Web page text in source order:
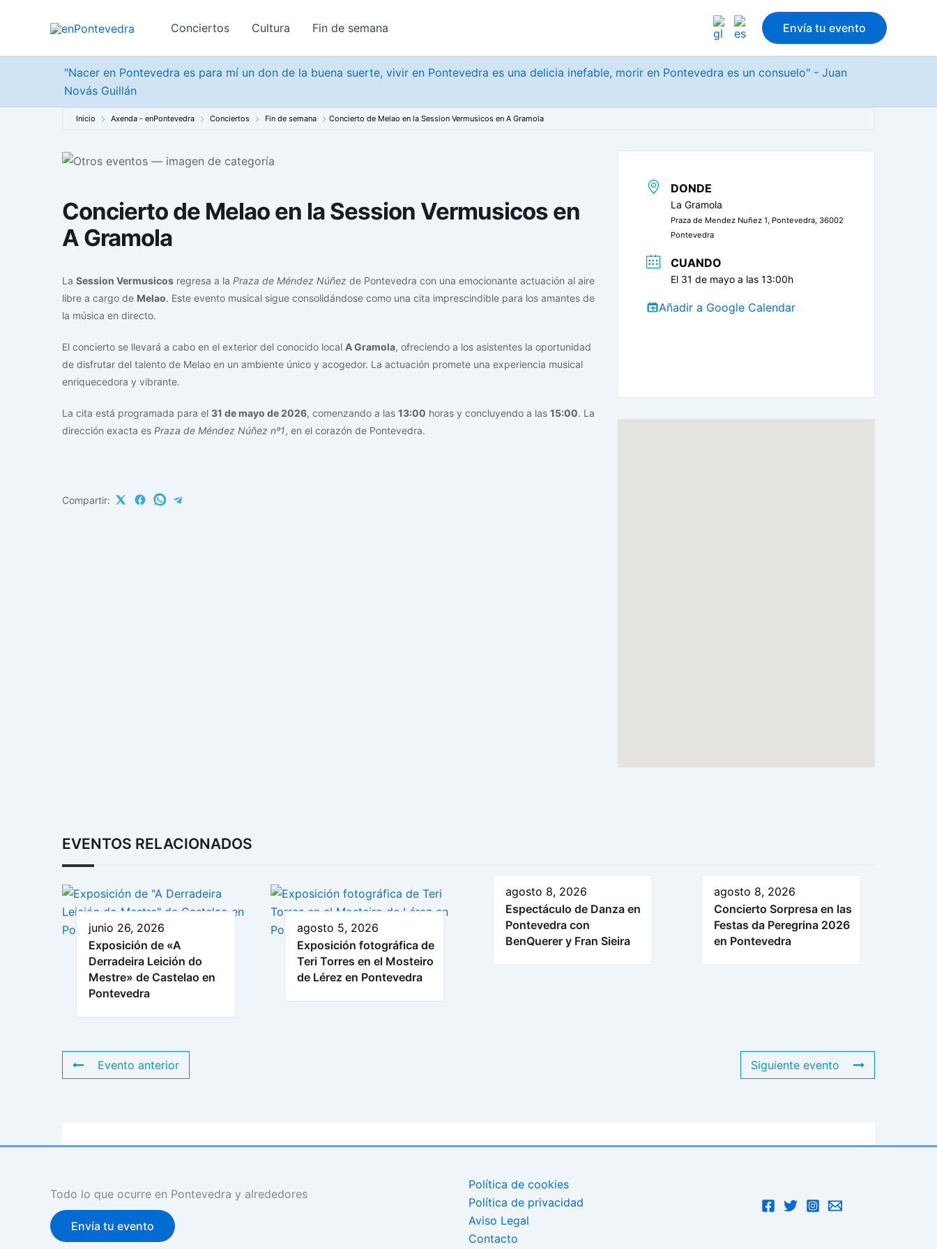
Conciertos Cultura Fin de semana Envía tu evento
"Nacer en Pontevedra es para mí un don de la buena suerte, vivir en Pontevedra es una delicia inefable, morir en Pontevedra es un consuelo" - Juan
Novás Guillán
Inicio Axenda - enPontevedra Conciertos Fin de semana Concierto de Melao en la Session Vermusicos en A Gramola
Concierto de Melao en la Session Vermusicos en
A Gramola
La Session Vermusicos regresa a la Praza de Méndez Núñez de Pontevedra con una emocionante actuación al aire
libre a cargo de Melao. Este evento musical sigue consolidándose como una cita imprescindible para los amantes de
la música en directo.
El concierto se llevará a cabo en el exterior del conocido local A Gramola, ofreciendo a los asistentes la oportunidad
de disfrutar del talento de Melao en un ambiente único y acogedor. La actuación promete una experiencia musical
enriquecedora y vibrante.
La cita está programada para el 31 de mayo de 2026, comenzando a las 13:00 horas y concluyendo a las 15:00. La
dirección exacta es Praza de Méndez Núñez nº1, en el corazón de Pontevedra.
Compartir:
DONDE
La Gramola
Praza de Mendez Nuñez 1, Pontevedra, 36002
Pontevedra
CUANDO
El 31 de mayo a las 13:00h
Añadir a Google Calendar
EVENTOS RELACIONADOS
junio 26, 2026
Exposición de «A
Derradeira Leición do
Mestre» de Castelao en
Pontevedra
agosto 5, 2026
Exposición fotográfica de
Teri Torres en el Mosteiro
de Lérez en Pontevedra
agosto 8, 2026
Espectáculo de Danza en
Pontevedra con
BenQuerer y Fran Sieira
agosto 8, 2026
Concierto Sorpresa en las
Festas da Peregrina 2026
en Pontevedra
Evento anterior Siguiente evento
Todo lo que ocurre en Pontevedra y alrededores
Envía tu evento
Política de cookies
Política de privacidad
Aviso Legal
Contacto